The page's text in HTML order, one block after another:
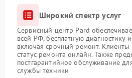
Широкий спектр услуг
Сервисный центр Pard
всей РФ, бесплатную диагностику
включая срочный ремонт. Клиенты
статус ремонта онлайн. Также
постгарантийное обслуживание
службы техники